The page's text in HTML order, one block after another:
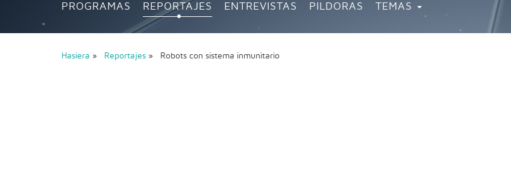
PROGRAMAS REPORTAJES ENTREVISTAS PILDORAS TEMAS
Hasiera » Reportajes » Robots con sistema inmunitario